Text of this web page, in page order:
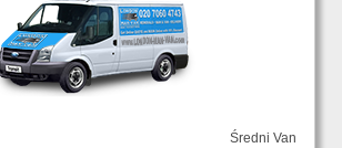
Średni Van